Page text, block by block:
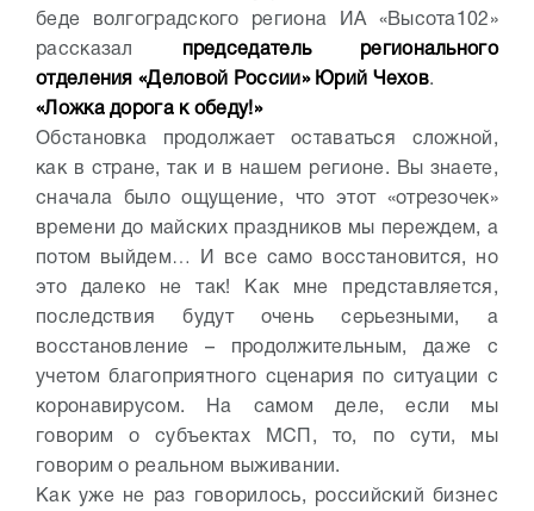
беде волгоградского региона ИА «Высота102»
рассказал
председатель регионального
отделения «Деловой России» Юрий Чехов.
«Ложка дорога к обеду!»
Обстановка продолжает оставаться сложной,
как в стране, так и в нашем регионе. Вы знаете,
сначала было ощущение, что этот «отрезочек»
времени до майских праздников мы переждем, а
потом выйдем… И все само восстановится, но
это далеко не так! Как мне представляется,
последствия будут очень серьезными, а
восстановление – продолжительным, даже с
учетом благоприятного сценария по ситуации с
коронавирусом. На самом деле, если мы
говорим о субъектах МСП, то, по сути, мы
говорим о реальном выживании.
Как уже не раз говорилось, российский бизнес